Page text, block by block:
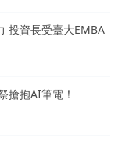
投資長受臺大EMBA
搶抱AI筆電！